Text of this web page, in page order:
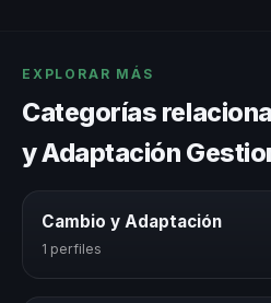
EXPLORAR MÁS
Categorías
y Adaptación
Cambio y Adaptación
1 perfiles